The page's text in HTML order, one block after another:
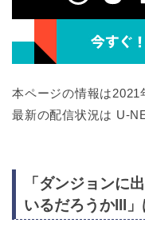
本ページの情報は2021
最新の配信状況は U-
「ダンジョンに
いるだろうかlll」